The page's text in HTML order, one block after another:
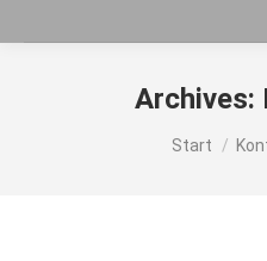
Archives:
Sie
Start